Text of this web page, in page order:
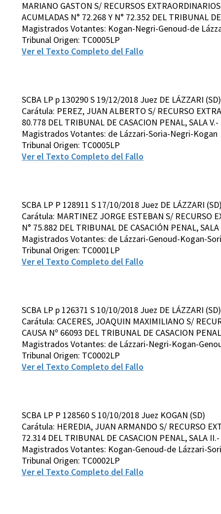
MARIANO GASTON S/ RECURSOS
ACUMLADAS N° 72.268 Y N° 72.352 DEL TRIBUNAL
Magistrados Votantes: Kogan-Negri-Genoud-de
Tribunal Origen: TC0005LP
Ver el Texto Completo del Fallo
SCBA LP p 130290 S 19/12/2018 Juez DE LÁZZARI (SD)
Carátula: PEREZ, JUAN ALBERTO S/ RECURSO
80.778 DEL TRIBUNAL DE CASACION PENAL, SALA V.-
Magistrados Votantes: de Lázzari-Soria-Negri-Kogan
Tribunal Origen: TC0005LP
Ver el Texto Completo del Fallo
SCBA LP P 128911 S 17/10/2018 Juez DE LÁZZARI
Carátula: MARTINEZ JORGE ESTEBAN S/ RECURSO
N° 75.882 DEL TRIBUNAL DE CASACIÓN PENAL,
Magistrados Votantes: de Lázzari-Genoud-Kogan-
Tribunal Origen: TC0001LP
Ver el Texto Completo del Fallo
SCBA LP p 126371 S 10/10/2018 Juez DE LÁZZARI (SD)
Carátula: CACERES, JOAQUIN MAXIMILIANO S/
CAUSA Nº 66093 DEL TRIBUNAL DE CASACION
Magistrados Votantes: de Lázzari-Negri-Kogan-
Tribunal Origen: TC0002LP
Ver el Texto Completo del Fallo
SCBA LP P 128560 S 10/10/2018 Juez KOGAN (SD)
Carátula: HEREDIA, JUAN ARMANDO S/ RECURSO
72.314 DEL TRIBUNAL DE CASACION PENAL, SALA II.-
Magistrados Votantes: Kogan-Genoud-de Lázzari-
Tribunal Origen: TC0002LP
Ver el Texto Completo del Fallo